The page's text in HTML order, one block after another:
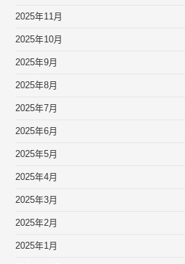
2025年11月
2025年10月
2025年9月
2025年8月
2025年7月
2025年6月
2025年5月
2025年4月
2025年3月
2025年2月
2025年1月